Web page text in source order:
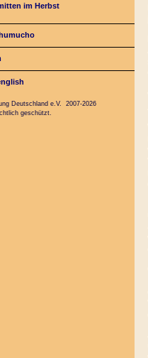
im Herbst
Deutschland e.V. 2007-2026
geschützt.